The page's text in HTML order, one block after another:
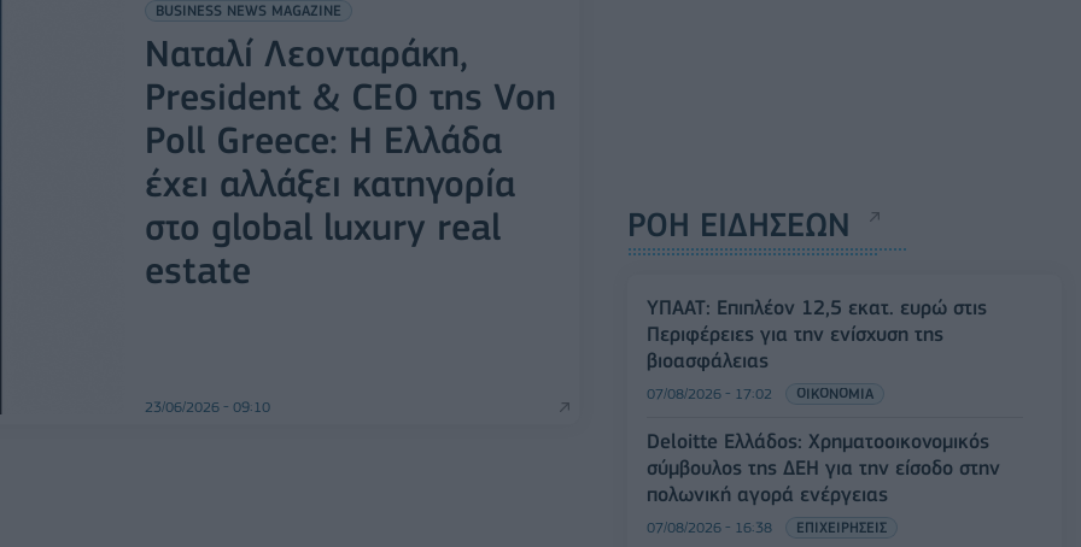
BUSINESS NEWS MAGAZINE
Ναταλί Λεονταράκη,
President & CEO της Von
Poll Greece: Η Ελλάδα
έχει αλλάξει κατηγορία
στο global luxury real
estate
23/06/2026 - 09:10
ΡΟΗ ΕΙΔΗΣΕΩΝ
ΥΠΑΑΤ: Επιπλέον 12,5 εκατ. ευρώ στις
Περιφέρειες για την ενίσχυση της
βιοασφάλειας
07/08/2026 - 17:02 ΟΙΚΟΝΟΜΙΑ
Deloitte Ελλάδος: Χρηματοοικονομικός
σύμβουλος της ΔΕΗ για την είσοδο στην
πολωνική αγορά ενέργειας
07/08/2026 - 16:38 ΕΠΙΧΕΙΡΗΣΕΙΣ